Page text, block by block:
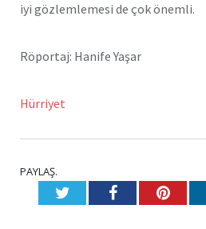
iyi gözlemlemesi de çok önemli.
Röportaj: Hanife Yaşar
Hürriyet
PAYLAŞ.
TwitterFacebook